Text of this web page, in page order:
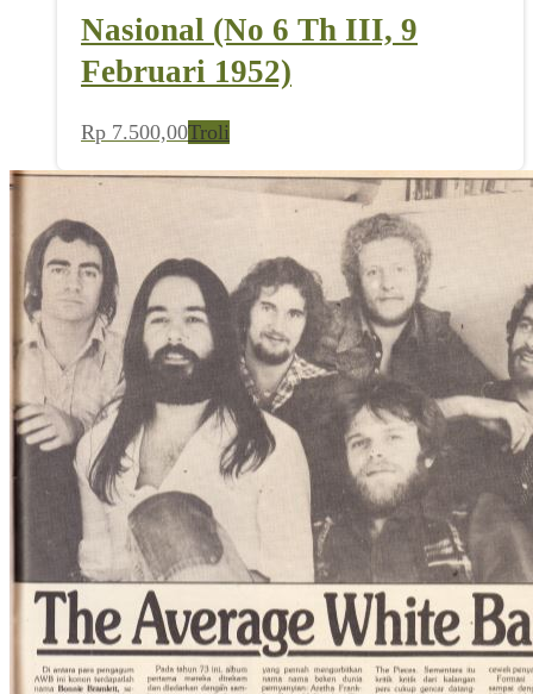
Nasional (No 6 Th III, 9
Februari 1952)
Rp 7.500,00Troli